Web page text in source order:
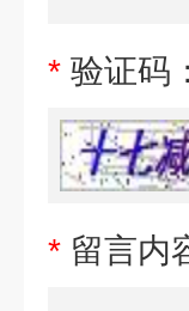
* 验证码：
* 留言内